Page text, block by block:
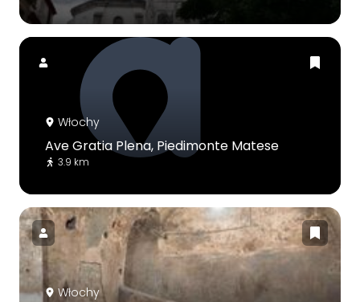
Włochy
Ave Gratia Plena, Piedimonte Matese
3.9 km
Włochy